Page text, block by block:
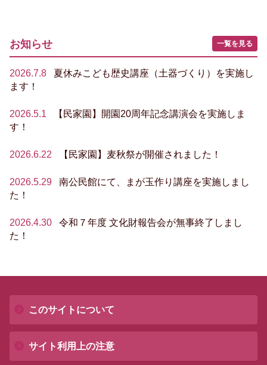
お知らせ 一覧を見る
2026.7.8
夏休みこども歴史講座（土器づくり）を実施し
ます！
2026.5.1
【民家園】開園20周年記念講演会を実施しま
す！
2026.6.22 【民家園】麦秋祭が開催されました！
2026.5.29
南公民館にて、まが玉作り講座を実施しまし
た！
2026.4.30
令和７年度 文化財報告会が無事終了しまし
た！
このサイトについて
サイト利用上の注意